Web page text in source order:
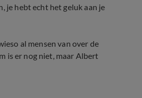
je hebt echt het geluk aan je
al mensen van over de
is er nog niet, maar Albert